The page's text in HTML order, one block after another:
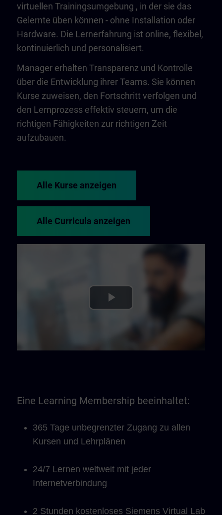
virtuellen Trainingsumgebung , in der sie das
Gelernte üben können - ohne Installation oder
Hardware. Die Lernerfahrung ist online, flexibel,
kontinuierlich und personalisiert.
Manager erhalten Transparenz und Kontrolle
über die Entwicklung ihrer Teams. Sie können
Kurse zuweisen, den Fortschritt verfolgen und
den Lernprozess effektiv steuern, um die
richtigen Fähigkeiten zur richtigen Zeit
aufzubauen.
Alle Kurse anzeigen
Alle Curricula anzeigen
Play
Video
Eine Learning Membership beeinhaltet:
365 Tage unbegrenzter Zugang zu allen
Kursen und Lehrplänen
24/7 Lernen weltweit mit jeder
Internetverbindung
2 Stunden kostenloses Siemens Virtual Lab